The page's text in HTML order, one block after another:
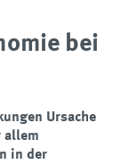
bei
Ursache
allem
in der